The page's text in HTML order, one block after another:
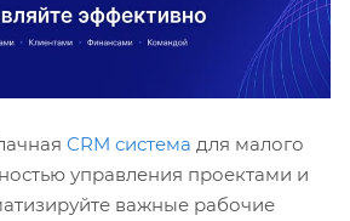
CRM система для малого
управления проектами и
важные рабочие